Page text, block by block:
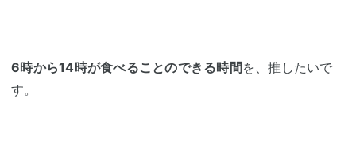
6時から14時が食べることのできる時間 を、推したいで
す。